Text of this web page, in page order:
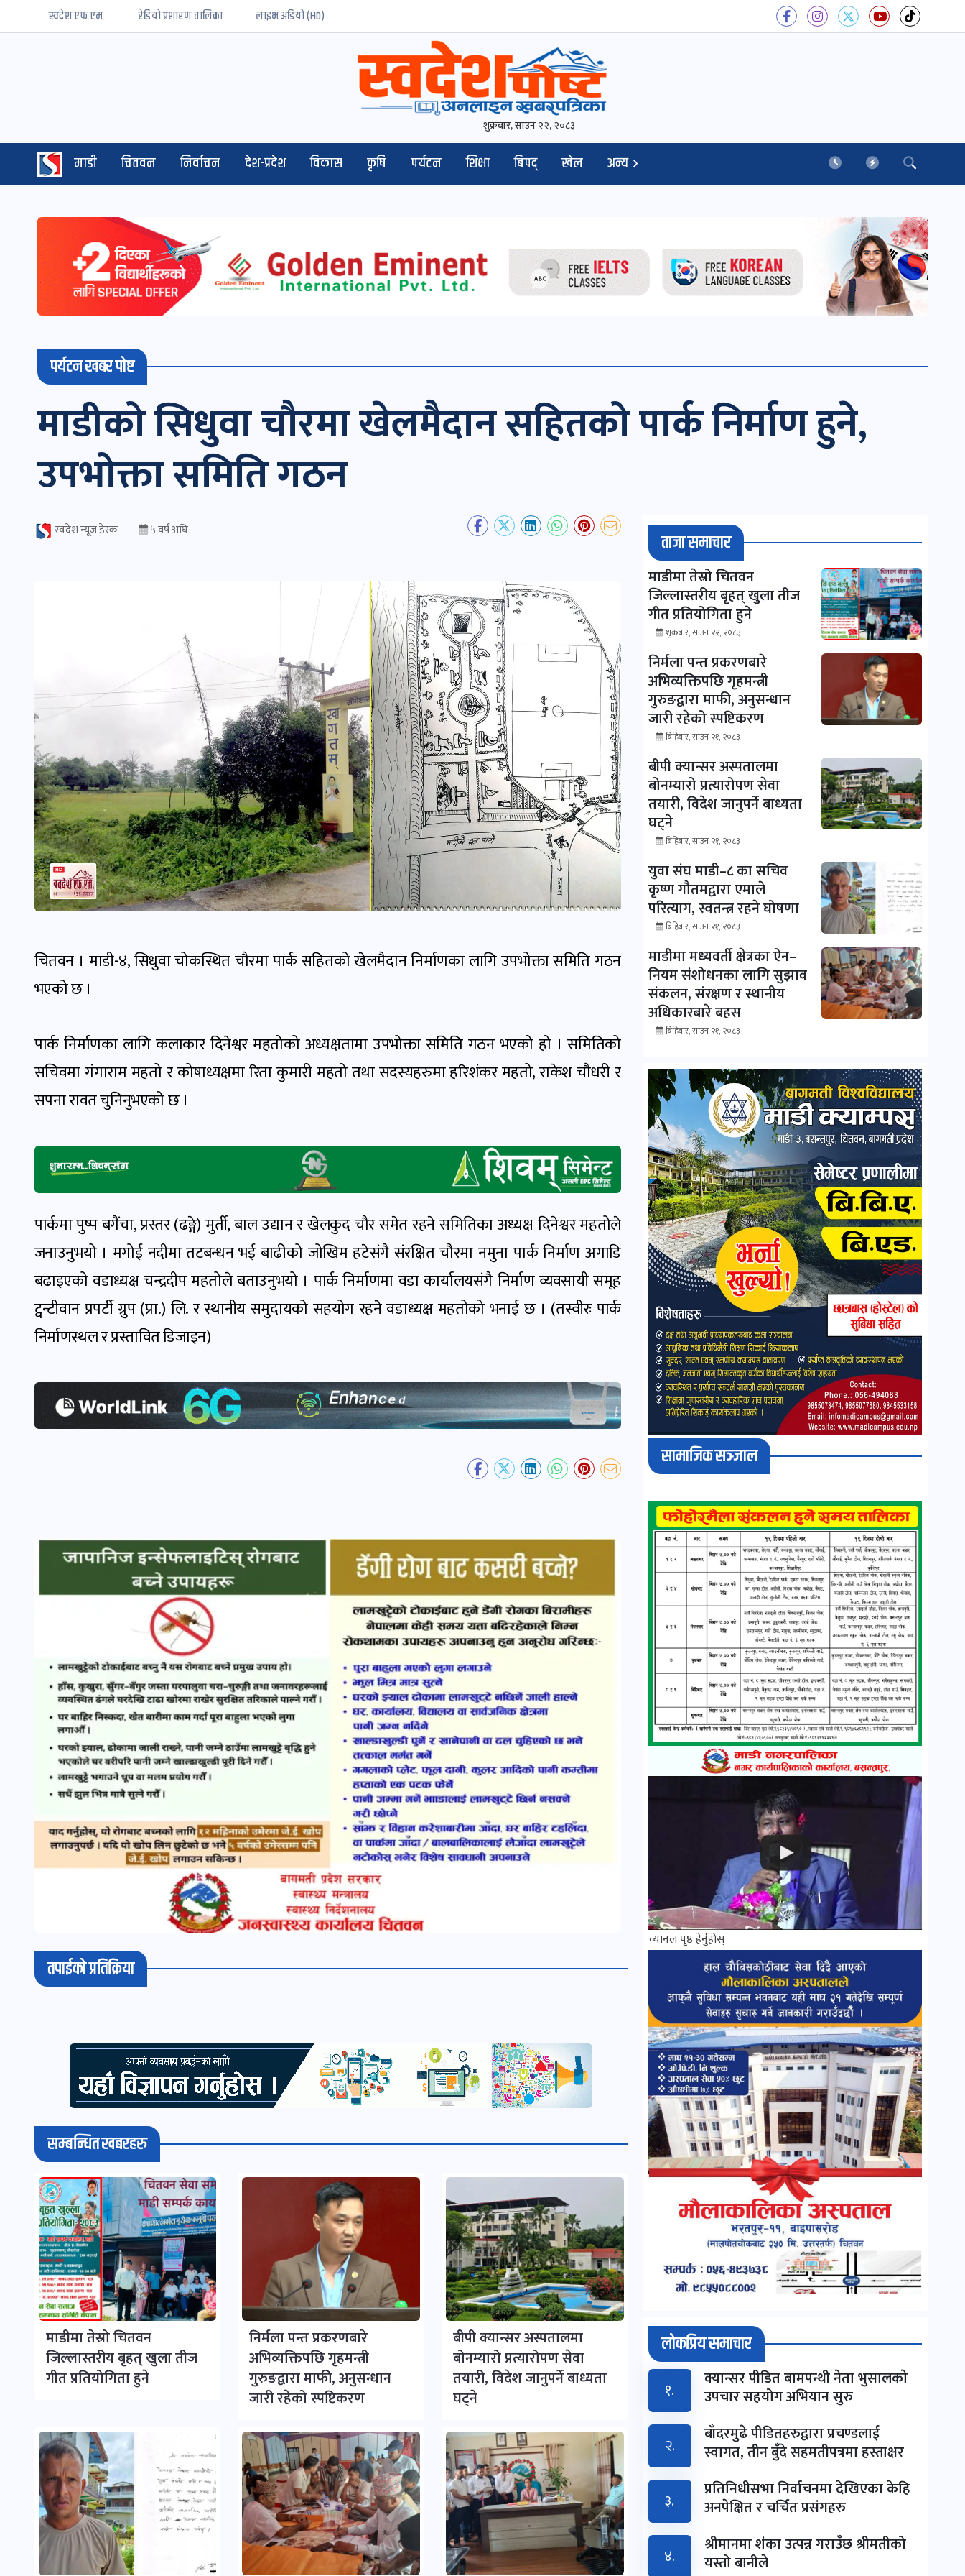
स्वदेश एफ.एम. रेडियो प्रशारण तालिका लाइभ अडियो (HD)
शुक्रबार, साउन २२, २०८३
माडी चितवन निर्वाचन देश-प्रदेश विकास कृषि पर्यटन शिक्षा बिपद् खेल अन्य
पर्यटन खबर पोष्ट
माडीको सिधुवा चौरमा खेलमैदान सहितको पार्क निर्माण हुने,
उपभोक्ता समिति गठन
स्वदेश न्यूज डेस्क ५ वर्ष अघि
चितवन । माडी-४, सिधुवा चोकस्थित चौरमा पार्क सहितको खेलमैदान निर्माणका लागि उपभोक्ता समिति गठन
भएको छ ।
पार्क निर्माणका लागि कलाकार दिनेश्वर महतोको अध्यक्षतामा उपभोक्ता समिति गठन भएको हो । समितिको
सचिवमा गंगाराम महतो र कोषाध्यक्षमा रिता कुमारी महतो तथा सदस्यहरुमा हरिशंकर महतो, राकेश चौधरी र
सपना रावत चुनिनुभएको छ ।
पार्कमा पुष्प बगैंचा, प्रस्तर (ढङ्गे) मुर्ती, बाल उद्यान र खेलकुद चौर समेत रहने समितिका अध्यक्ष दिनेश्वर महतोले
जनाउनुभयो । मगोई नदीमा तटबन्धन भई बाढीको जोखिम हटेसंगै संरक्षित चौरमा नमुना पार्क निर्माण अगाडि
बढाइएको वडाध्यक्ष चन्द्रदीप महतोले बताउनुभयो । पार्क निर्माणमा वडा कार्यालयसंगै निर्माण व्यवसायी समूह
ट्वन्टीवान प्रपर्टी ग्रुप (प्रा.) लि. र स्थानीय समुदायको सहयोग रहने वडाध्यक्ष महतोको भनाई छ । (तस्वीरः पार्क
निर्माणस्थल र प्रस्तावित डिजाइन)
तपाईको प्रतिक्रिया
सम्बन्धित खबरहरु
माडीमा तेस्रो चितवन
जिल्लास्तरीय बृहत् खुला तीज
गीत प्रतियोगिता हुने
निर्मला पन्त प्रकरणबारे
अभिव्यक्तिपछि गृहमन्त्री
गुरुङद्वारा माफी, अनुसन्धान
जारी रहेको स्पष्टिकरण
बीपी क्यान्सर अस्पतालमा
बोनम्यारो प्रत्यारोपण सेवा
तयारी, विदेश जानुपर्ने बाध्यता
घट्ने
ताजा समाचार
माडीमा तेस्रो चितवन
जिल्लास्तरीय बृहत् खुला तीज
गीत प्रतियोगिता हुने
शुक्रबार, साउन २२, २०८३
निर्मला पन्त प्रकरणबारे
अभिव्यक्तिपछि गृहमन्त्री
गुरुङद्वारा माफी, अनुसन्धान
जारी रहेको स्पष्टिकरण
बिहिबार, साउन २१, २०८३
बीपी क्यान्सर अस्पतालमा
बोनम्यारो प्रत्यारोपण सेवा
तयारी, विदेश जानुपर्ने बाध्यता
घट्ने
बिहिबार, साउन २१, २०८३
युवा संघ माडी–८ का सचिव
कृष्ण गौतमद्वारा एमाले
परित्याग, स्वतन्त्र रहने घोषणा
बिहिबार, साउन २१, २०८३
माडीमा मध्यवर्ती क्षेत्रका ऐन–
नियम संशोधनका लागि सुझाव
संकलन, संरक्षण र स्थानीय
अधिकारबारे बहस
बिहिबार, साउन २१, २०८३
सामाजिक सञ्जाल
च्यानल पृष्ठ हेर्नुहोस्
लोकप्रिय समाचार
१. क्यान्सर पीडित बामपन्थी नेता भुसालकाे
उपचार सहयोग अभियान सुरु
२.
बाँदरमुढे पीडितहरुद्वारा प्रचण्डलाई
स्वागत, तीन बुँदे सहमतीपत्रमा हस्ताक्षर
३.
प्रतिनिधीसभा निर्वाचनमा देखिएका केहि
अनपेक्षित र चर्चित प्रसंगहरु
४.
श्रीमानमा शंका उत्पन्न गराउँछ श्रीमतीको
यस्तो बानीले